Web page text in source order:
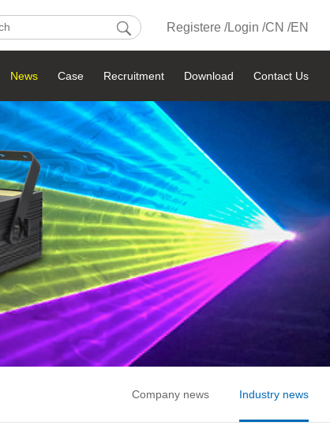
Registere /Login /CN /EN
News Case Recruitment Download Contact Us
Company news Industry news